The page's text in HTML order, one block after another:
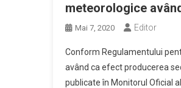
meteorologice
Mai 7, 2020 Editor
Conform Regulamentului
având ca efect producerea
publicate în Monitorul Oficial